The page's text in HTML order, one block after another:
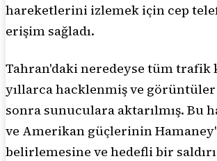
hareketlerini izlemek için cep
erişim sağladı.
Tahran'daki neredeyse tüm trafik
yıllarca hacklenmiş ve
sonra sunuculara aktarılmış. Bu
ve Amerikan güçlerinin
belirlemesine ve hedefli bir